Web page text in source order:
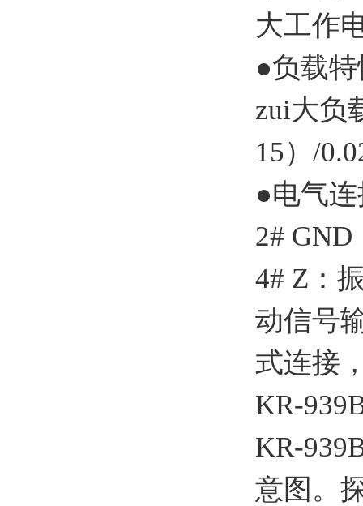
大工作
●负载
zui大负
15）/
●电气
2#
4# Z：
动信号
式连接
KR-
KR-
意图。